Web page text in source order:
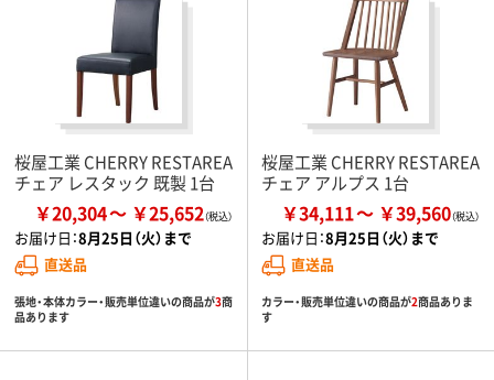
桜屋工業 CHERRY RESTAREA
チェア レスタック 既製 1台
￥20,304 ￥25,652
お届け日：8月25日（火）まで
直送品
張地・本体カラー・販売単位違いの商品が3商
品あります
桜屋工業 CHERRY RESTAREA
チェア アルプス 1台
￥34,111 ￥39,560
お届け日：8月25日（火）まで
直送品
カラー・販売単位違いの商品が2商品ありま
す